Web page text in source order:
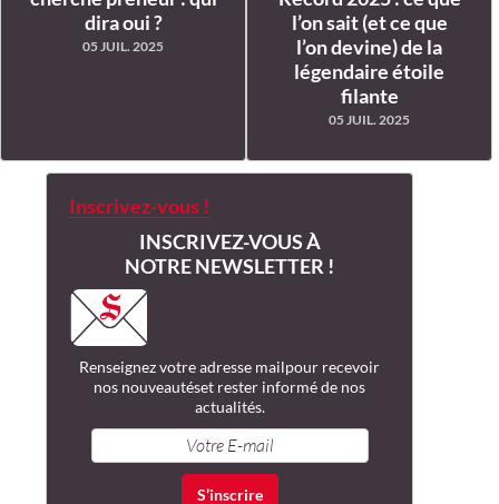
dira oui ?
05 JUIL. 2025
l’on sait (et ce que
l’on devine) de la
légendaire étoile
filante
05 JUIL. 2025
Inscrivez-vous !
INSCRIVEZ-VOUS À
NOTRE NEWSLETTER !
Renseignez votre adresse mailpour recevoir
nos nouveautéset rester informé de nos
actualités.